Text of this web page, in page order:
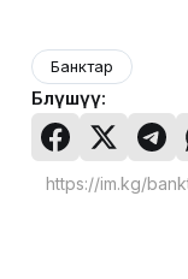
Банктар
Бөлүшүү: